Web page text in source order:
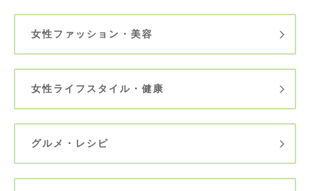
女性ファッション・美容
女性ライフスタイル・健康
グルメ・レシピ